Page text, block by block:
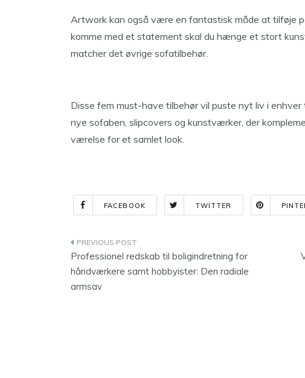
Artwork kan også være en fantastisk måde at tilføje
komme med et statement skal du hænge et stort
matcher det øvrige sofatilbehør.
Disse fem must-have tilbehør vil puste nyt liv i
nye sofaben, slipcovers og kunstværker, der
værelse for et samlet look.
FACEBOOK TWITTER
Indlægsnavigation
Professionel redskab til boligindretning for
håndværkere samt hobbyister: Den radiale
armsav